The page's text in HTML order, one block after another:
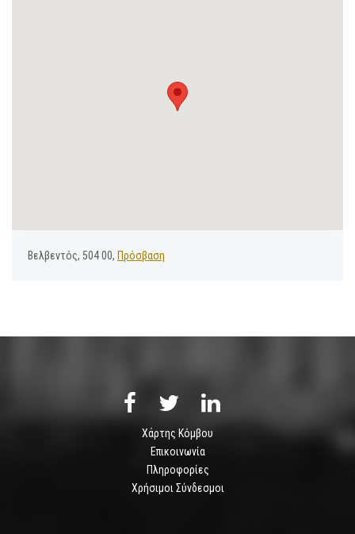
Βελβεντός, 504 00, Πρόσβαση
Χάρτης Κόμβου
Επικοινωνία
Πληροφορίες
Χρήσιμοι Σύνδεσμοι